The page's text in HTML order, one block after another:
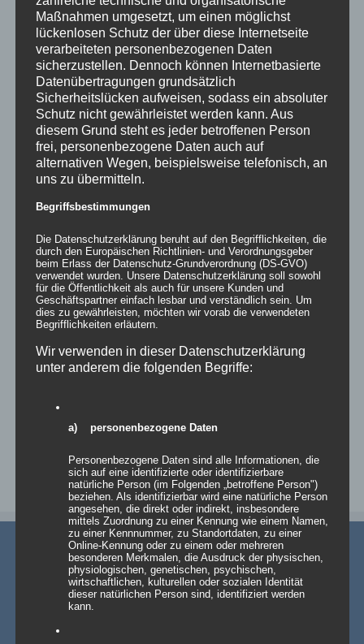
Pappwaben
Details
zur Wunschliste
AKTUELLE NEWS
Maßnahmen umgesetzt, um einen möglichst
lückenlosen Schutz der über diese Internetseite
verarbeiteten personenbezogenen Daten
sicherzustellen. Dennoch können Internetbasierte
Datenübertragungen grundsätzlich
Sicherheitslücken aufweisen, sodass ein absoluter
Schutz nicht gewährleistet werden kann. Aus
diesem Grund steht es jeder betroffenen Person
frei, personenbezogene Daten auch auf
alternativen Wegen, beispielsweise telefonisch, an
uns zu übermitteln.
Begriffsbestimmungen
Die Datenschutzerklärung beruht auf den Begrifflichkeiten, die
durch den Europäischen Richtlinien- und Verordnungsgeber
beim Erlass der Datenschutz-Grundverordnung (DS-GVO)
verwendet wurden. Unsere Datenschutzerklärung soll sowohl
für die Öffentlichkeit als auch für unsere Kunden und
Geschäftspartner einfach lesbar und verständlich sein. Um
dies zu gewährleisten, möchten wir vorab die verwendeten
Begrifflichkeiten erläutern.
Wir verwenden in dieser Datenschutzerklärung
unter anderem die folgenden Begriffe:
a) personenbezogene Daten
Personenbezogene Daten sind alle Informationen, die
sich auf eine identifizierte oder identifizierbare
natürliche Person (im Folgenden „betroffene Person")
beziehen. Als identifizierbar wird eine natürliche Person
angesehen, die direkt oder indirekt, insbesondere
mittels Zuordnung zu einer Kennung wie einem Namen,
zu einer Kennnummer, zu Standortdaten, zu einer
Online-Kennung oder zu einem oder mehreren
besonderen Merkmalen, die Ausdruck der physischen,
physiologischen, genetischen, psychischen,
wirtschaftlichen, kulturellen oder sozialen Identität
dieser natürlichen Person sind, identifiziert werden
kann.